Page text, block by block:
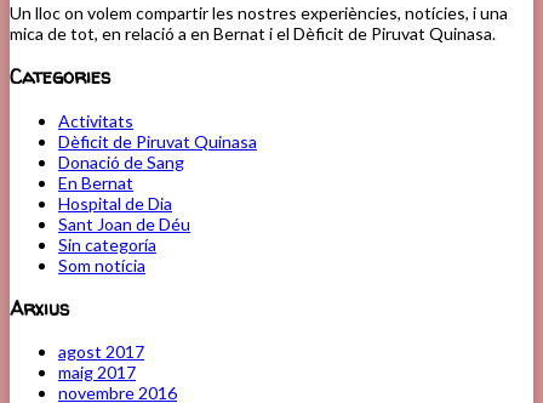
Un lloc on volem compartir les nostres experiències, notícies, i una
mica de tot, en relació a en Bernat i el Dèficit de Piruvat Quinasa.
Categories
Activitats
Dèficit de Piruvat Quinasa
Donació de Sang
En Bernat
Hospital de Dia
Sant Joan de Déu
Sin categoría
Som notícia
Arxius
agost 2017
maig 2017
novembre 2016